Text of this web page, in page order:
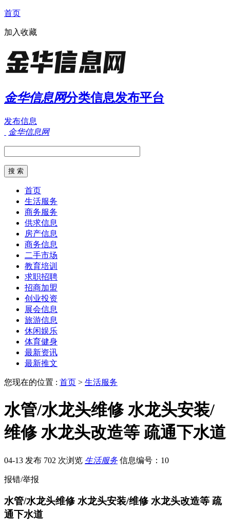
首页
加入收藏
金华信息网分类信息发布平台
发布信息
金华信息网
首页
生活服务
商务服务
供求信息
房产信息
商务信息
二手市场
教育培训
求职招聘
招商加盟
创业投资
展会信息
旅游信息
休闲娱乐
体育健身
最新资讯
最新推文
您现在的位置 : 首页 > 生活服务
水管/水龙头维修 水龙头安装/
维修 水龙头改造等 疏通下水道
04-13 发布 702 次浏览 生活服务 信息编号：10
报错/举报
水管/水龙头维修 水龙头安装/维修 水龙头改造等 疏
通下水道